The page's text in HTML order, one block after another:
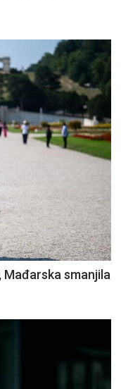
smanjila